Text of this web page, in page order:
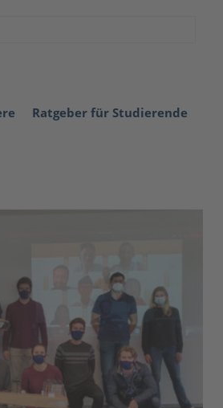
Ratgeber für Studierende